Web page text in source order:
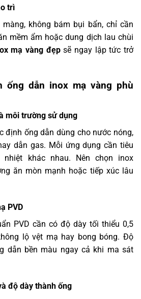
trì
không bám bụi bẩn, chỉ cần
mềm ẩm hoặc dung dịch lau chùi
mạ vàng đẹpsẽ ngay lập tức trở
ống dẫn inox mạ vàng phù
môi trường sử dụng
định ống dẫn dùng cho nước nóng,
dẫn gas. Mỗi ứng dụng cần tiêu
khác nhau. Nên chọn inox
ăn mòn mạnh hoặc tiếp xúc lâu
PVD
PVD cần có độ dày tối thiểu 0,5
lộ vệt mạ hay bong bóng. Độ
dẫn bền màu ngay cả khi ma sát
độ dày thành ống